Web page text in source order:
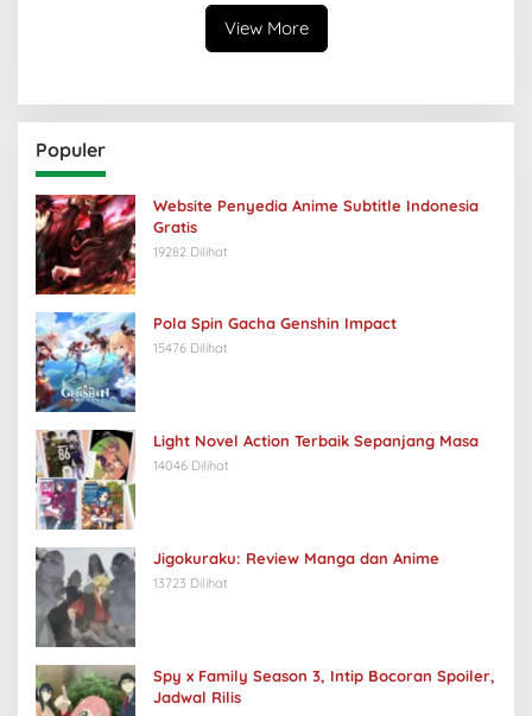
View More
Populer
Website Penyedia Anime Subtitle Indonesia
Gratis
19282 Dilihat
Pola Spin Gacha Genshin Impact
15476 Dilihat
Light Novel Action Terbaik Sepanjang Masa
14046 Dilihat
Jigokuraku: Review Manga dan Anime
13723 Dilihat
Spy x Family Season 3, Intip Bocoran Spoiler,
Jadwal Rilis